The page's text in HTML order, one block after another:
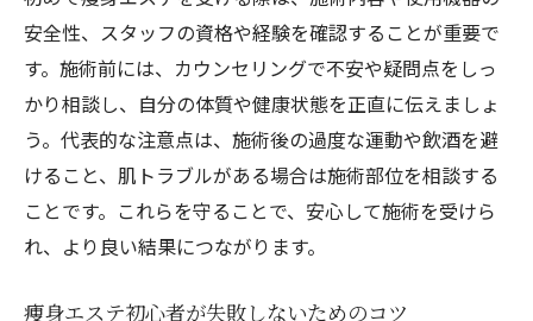
施術後に意識したい痩身エステの効果維持
法
痩身エステの効果を左右するポイントまと
め
初心者が知っておきたい費用と注意点
痩身エステの費用相場と選び方のポイント
費用対効果で選ぶ痩身エステの賢い活用法
安全性、スタッフの資格や経験を確認することが重要で
す。施術前には、カウンセリングで不安や疑問点をしっ
かり相談し、自分の体質や健康状態を正直に伝えましょ
う。代表的な注意点は、施術後の過度な運動や飲酒を避
けること、肌トラブルがある場合は施術部位を相談する
ことです。これらを守ることで、安心して施術を受けら
れ、より良い結果につながります。
痩身エステ初心者が失敗しないためのコツ